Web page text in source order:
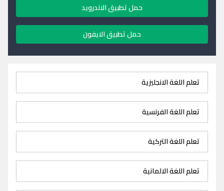
حمل تطبيق الاندرويد
حمل تطبيق الايفون
تعلم اللغة الانجليزية
تعلم اللغة الفرنسية
تعلم اللغة التركية
تعلم اللغة الالمانية